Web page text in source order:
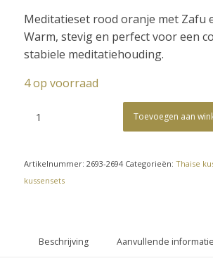
Meditatieset rood oranje met Zafu
Warm, stevig en perfect voor een
stabiele meditatiehouding.
4 op voorraad
Toevoegen aan
Artikelnummer: 2693-2694 Categorieën: Thaise
kussensets
Beschrijving Aanvullende informatie